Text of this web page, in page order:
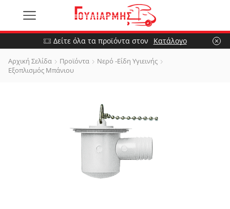
Δείτε όλα τα προϊόντα στον Κατάλογο
Αρχική Σελίδα Προϊόντα
Νερό -Είδη Υγιεινής
Εξοπλισμός Μπάνιου